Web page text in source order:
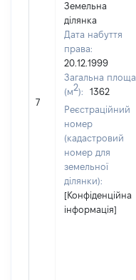
7
Земельна
ділянка
Дата набуття
права:
20.12.1999
Загальна площа
(м2):
1362
Реєстраційний
номер
(кадастровий
номер для
земельної
ділянки):
[Конфіденційна
інформація]